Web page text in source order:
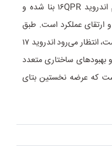
می‌رود. این نسخه جدید بر پایه‌ پلتفرم اندروید ۱۶QPR بنا شده و
ارتقای عملکرد است. طبق
آنچه درباره این به‌روزرسانی اعلام شده است، انتظار می‌رود اندروید ۱۷
بهبودهای ساختاری متعدد
که عرضه نخستین بتای